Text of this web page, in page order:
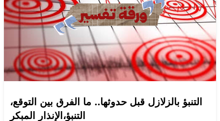
التنبؤ بالزلازل قبل حدوثها.. ما الفرق بين التوقع،
التنبؤ،الإنذار المبكر